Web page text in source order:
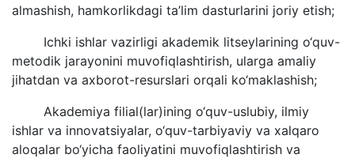
almashish, hamkorlikdagi ta’lim dasturlarini joriy etish;
Ichki ishlar vazirligi akademik litseylarining o‘quv-
metodik jarayonini muvofiqlashtirish, ularga amaliy
jihatdan va axborot-resurslari orqali ko‘maklashish;
Akademiya filial(lar)ining o‘quv-uslubiy, ilmiy
ishlar va innovatsiyalar, o‘quv-tarbiyaviy va xalqaro
aloqalar bo‘yicha faoliyatini muvofiqlashtirish va